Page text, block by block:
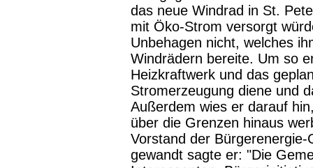
das neue Windrad in St.
mit Öko-Strom versorgt
Unbehagen nicht, welches
Windrädern bereite. Um so
Heizkraftwerk und das
Stromerzeugung diene und
Außerdem wies er darauf
über die Grenzen hinaus
Vorstand der
gewandt sagte er: "Die